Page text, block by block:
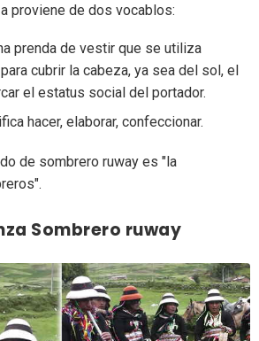
proviene de dos vocablos:
prenda de vestir que se utiliza
cubrir la cabeza, ya sea del sol, el
el estatus social del portador.
hacer, elaborar, confeccionar.
de sombrero ruway es "la
Sombrero ruway